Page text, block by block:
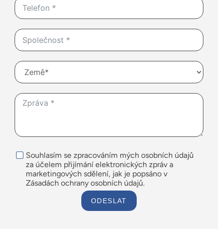
Souhlasím se zpracováním mých osobních údajů
za účelem přijímání elektronických zpráv a
marketingových sdělení, jak je popsáno v
Zásadách ochrany osobních údajů.
ODESLAT